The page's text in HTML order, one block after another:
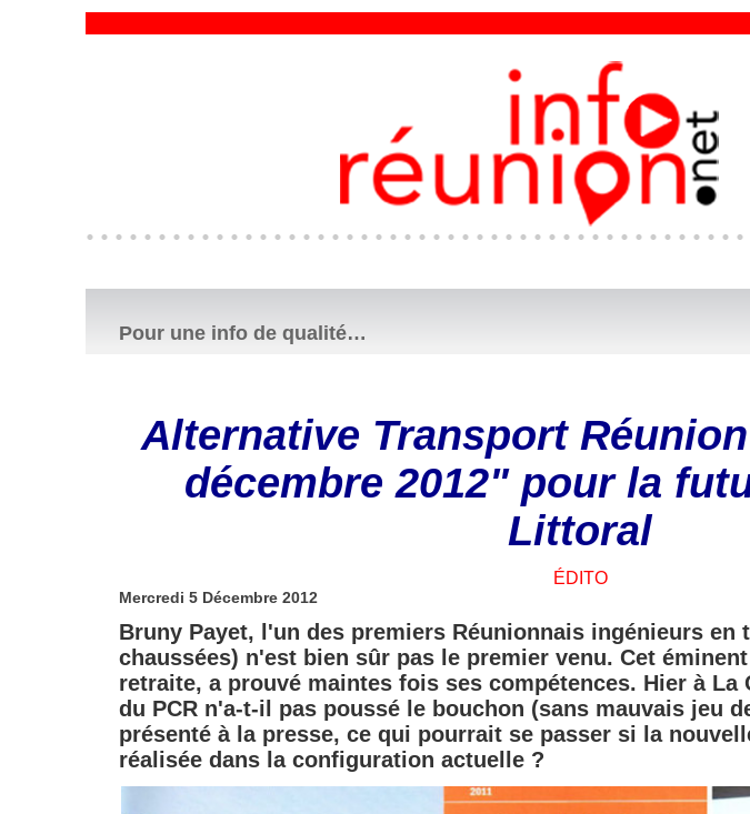
Pour une info de qualité…
Alternative Transport
décembre 2012" pour la
Littoral
ÉDITO
Mercredi 5 Décembre 2012
Bruny Payet, l'un des premiers Réunionnais ingénieurs
chaussées) n'est bien sûr pas le premier venu. Cet
retraite, a prouvé maintes fois ses compétences. Hier à La
du PCR n'a-t-il pas poussé le bouchon (sans mauvais jeu
présenté à la presse, ce qui pourrait se passer si la
réalisée dans la configuration actuelle ?